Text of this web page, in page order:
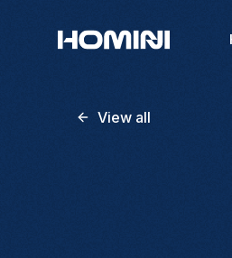
View all